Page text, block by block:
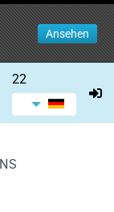
Ansehen
22